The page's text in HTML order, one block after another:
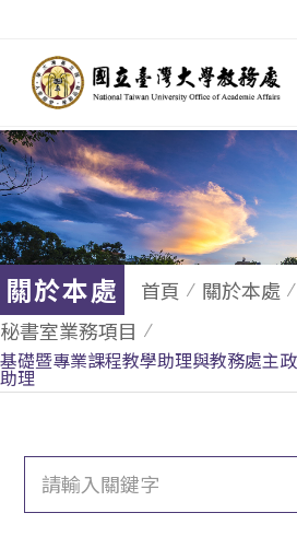
關於本處 首頁 關於本處
秘書室業務項目
基礎暨專業課程教學助理與教務處主
助理